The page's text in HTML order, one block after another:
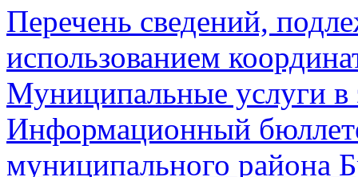
Перечень сведений,
использованием
Муниципальные услуги в
Информационный
муниципального района